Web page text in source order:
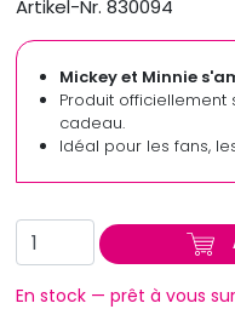
Artikel-Nr. 830094
Mickey et Minnie
Produit
cadeau.
Idéal pour les fans,
En stock — prêt à vous